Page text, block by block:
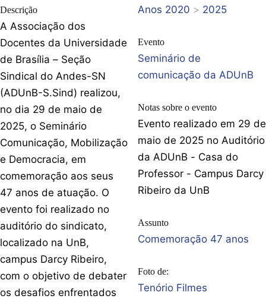
Descrição
A Associação dos
Docentes da Universidade
de Brasília – Seção
Sindical do Andes-SN
(ADUnB-S.Sind) realizou,
no dia 29 de maio de
2025, o Seminário
Comunicação, Mobilização
e Democracia, em
comemoração aos seus
47 anos de atuação. O
evento foi realizado no
auditório do sindicato,
localizado na UnB,
campus Darcy Ribeiro,
com o objetivo de debater
os desafios enfrentados
Anos 2020 > 2025
Evento
Seminário de
comunicação da ADUnB
Notas sobre o evento
Evento realizado em 29 de
maio de 2025 no Auditório
da ADUnB - Casa do
Professor - Campus Darcy
Ribeiro da UnB
Assunto
Comemoração 47 anos
Foto de:
Tenório Filmes